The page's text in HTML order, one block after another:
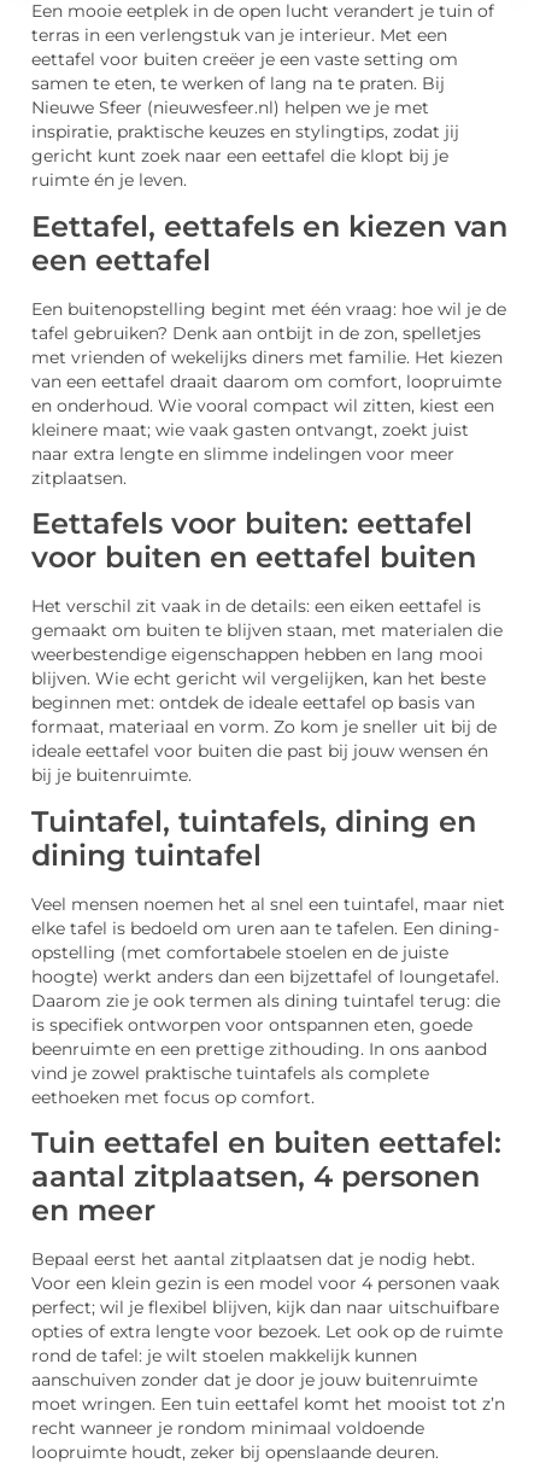
Een mooie eetplek in de open lucht verandert je tuin of
terras in een verlengstuk van je interieur. Met een
eettafel voor buiten creëer je een vaste setting om
samen te eten, te werken of lang na te praten. Bij
Nieuwe Sfeer (nieuwesfeer.nl) helpen we je met
inspiratie, praktische keuzes en stylingtips, zodat jij
gericht kunt zoek naar een eettafel die klopt bij je
ruimte én je leven.
Eettafel, eettafels en kiezen van
een eettafel
Een buitenopstelling begint met één vraag: hoe wil je de
tafel gebruiken? Denk aan ontbijt in de zon, spelletjes
met vrienden of wekelijks diners met familie. Het kiezen
van een eettafel draait daarom om comfort, loopruimte
en onderhoud. Wie vooral compact wil zitten, kiest een
kleinere maat; wie vaak gasten ontvangt, zoekt juist
naar extra lengte en slimme indelingen voor meer
zitplaatsen.
Eettafels voor buiten: eettafel
voor buiten en eettafel buiten
Het verschil zit vaak in de details: een eiken eettafel is
gemaakt om buiten te blijven staan, met materialen die
weerbestendige eigenschappen hebben en lang mooi
blijven. Wie echt gericht wil vergelijken, kan het beste
beginnen met: ontdek de ideale eettafel op basis van
formaat, materiaal en vorm. Zo kom je sneller uit bij de
ideale eettafel voor buiten die past bij jouw wensen én
bij je buitenruimte.
Tuintafel, tuintafels, dining en
dining tuintafel
Veel mensen noemen het al snel een tuintafel, maar niet
elke tafel is bedoeld om uren aan te tafelen. Een dining-
opstelling (met comfortabele stoelen en de juiste
hoogte) werkt anders dan een bijzettafel of loungetafel.
Daarom zie je ook termen als dining tuintafel terug: die
is specifiek ontworpen voor ontspannen eten, goede
beenruimte en een prettige zithouding. In ons aanbod
vind je zowel praktische tuintafels als complete
eethoeken met focus op comfort.
Tuin eettafel en buiten eettafel:
aantal zitplaatsen, 4 personen
en meer
Bepaal eerst het aantal zitplaatsen dat je nodig hebt.
Voor een klein gezin is een model voor 4 personen vaak
perfect; wil je flexibel blijven, kijk dan naar uitschuifbare
opties of extra lengte voor bezoek. Let ook op de ruimte
rond de tafel: je wilt stoelen makkelijk kunnen
aanschuiven zonder dat je door je jouw buitenruimte
moet wringen. Een tuin eettafel komt het mooist tot z’n
recht wanneer je rondom minimaal voldoende
loopruimte houdt, zeker bij openslaande deuren.